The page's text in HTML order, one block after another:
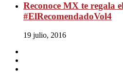
Reconoce MX te regala
#ElRecomendadoVol4
19 julio, 2016